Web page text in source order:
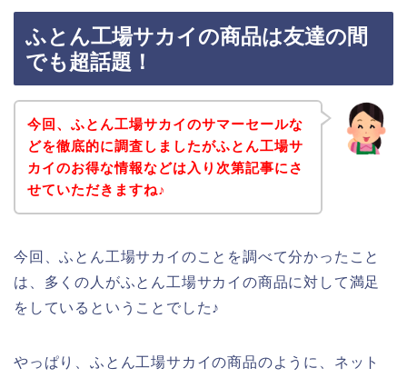
ふとん工場サカイの商品は友達の間
でも超話題！
今回、ふとん工場サカイのサマーセールな
どを徹底的に調査しましたがふとん工場サ
カイのお得な情報などは入り次第記事にさ
せていただきますね♪
今回、ふとん工場サカイのことを調べて分かったこと
は、多くの人がふとん工場サカイの商品に対して満足
をしているということでした♪
やっぱり、ふとん工場サカイの商品のように、ネット